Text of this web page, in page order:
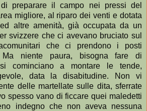
preparare il campo nei pressi del
migliore, al riparo dei venti e dotata
altre amenità, già occupata da un
svizzere che ci avevano bruciato sul
che ci prendono i posti
Ma niente paura, bisogna fare di
cominciano a montare le tende,
data la disabitudine. Non vi
delle martellate sulle dita, sferrate
spesso vano di ficcare quei maledetti
indegno che non aveva nessuna